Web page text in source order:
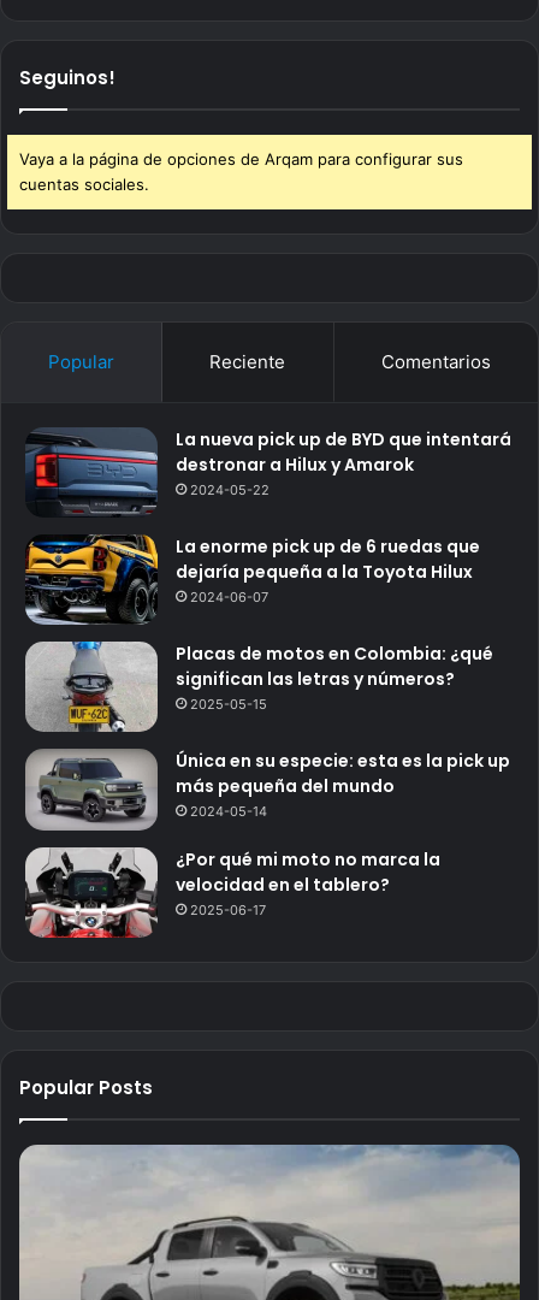
Seguinos!
Vaya a la página de opciones de Arqam para configurar sus
cuentas sociales.
Popular Reciente Comentarios
La nueva pick up de BYD que intentará
destronar a Hilux y Amarok
2024-05-22
La enorme pick up de 6 ruedas que
dejaría pequeña a la Toyota Hilux
2024-06-07
Placas de motos en Colombia: ¿qué
significan las letras y números?
2025-05-15
Única en su especie: esta es la pick up
más pequeña del mundo
2024-05-14
¿Por qué mi moto no marca la
velocidad en el tablero?
2025-06-17
Popular Posts